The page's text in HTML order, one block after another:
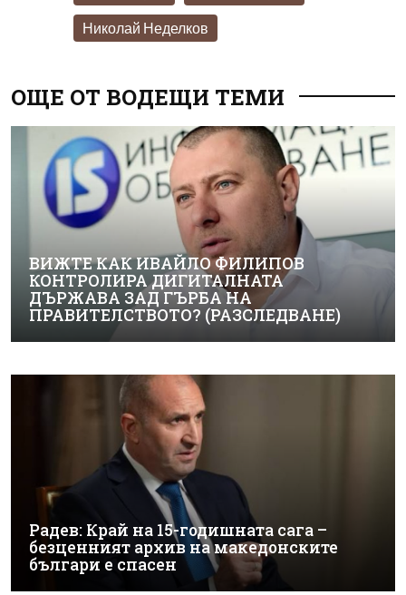
Николай Неделков
ОЩЕ ОТ ВОДЕЩИ ТЕМИ
ВИЖТЕ КАК ИВАЙЛО ФИЛИПОВ
КОНТРОЛИРА ДИГИТАЛНАТА
ДЪРЖАВА ЗАД ГЪРБА НА
ПРАВИТЕЛСТВОТО? (РАЗСЛЕДВАНЕ)
Радев: Край на 15-годишната сага –
безценният архив на македонските
българи е спасен